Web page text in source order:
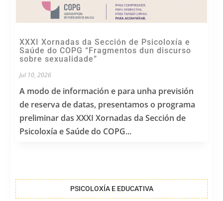
XXXI Xornadas da Sección de Psicoloxía e
Saúde do COPG “Fragmentos dun discurso
sobre sexualidade”
Jul 10, 2026
A modo de información e para unha previsión
de reserva de datas, presentamos o programa
preliminar das XXXI Xornadas da Sección de
Psicoloxía e Saúde do COPG...
PSICOLOXÍA E EDUCATIVA